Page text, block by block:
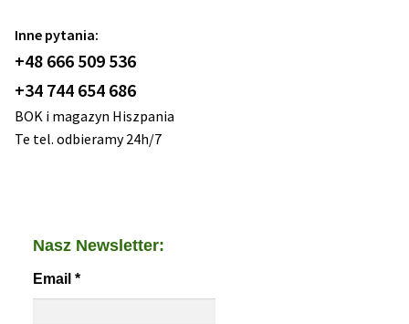
Inne pytania:
+48 666 509 536
+34 744 654 686
BOK i magazyn Hiszpania
Te tel. odbieramy 24h/7
Nasz Newsletter:
Email *